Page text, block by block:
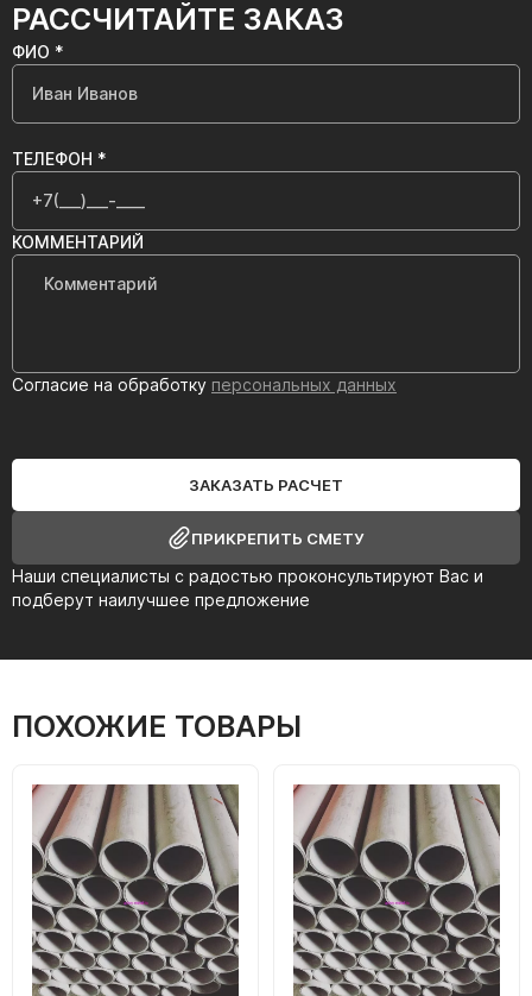
РАССЧИТАЙТЕ ЗАКАЗ
Наши специалисты с радостью проконсультируют Вас и
подберут наилучшее предложение
ФИО *
ТЕЛЕФОН *
КОММЕНТАРИЙ
Согласие на обработку персональных данных
ЗАКАЗАТЬ РАСЧЕТ
ПРИКРЕПИТЬ СМЕТУ
ПОХОЖИЕ ТОВАРЫ